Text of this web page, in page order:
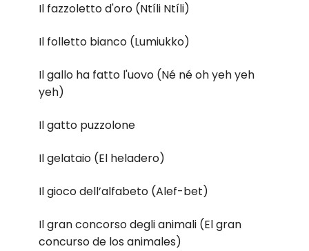
Il fazzoletto d'oro (Ntíli Ntíli)
Il folletto bianco (Lumiukko)
Il gallo ha fatto l'uovo (Né né oh yeh yeh
yeh)
Il gatto puzzolone
Il gelataio (El heladero)
Il gioco dell’alfabeto (Alef-bet)
Il gran concorso degli animali (El gran
concurso de los animales)